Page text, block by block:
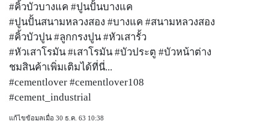
#คิ้วบัวบางแค #ปูนปั้นบางแค
#ปูนปั้นสนามหลวงสอง #บางแค #สนามหลวงสอง
#คิ้วบัวปูน #ลูกกรงปูน #หัวเสารั้ว
#หัวเสาโรมัน #เสาโรมัน #บัวประตู #บัวหน้าต่าง
ชมสินค้าเพิ่มเติมได้ที่นี่...
#cementlover #cementlover108
#cement_industrial
แก้ไขข้อมูลเมื่อ 30 ธ.ค. 63 10:38